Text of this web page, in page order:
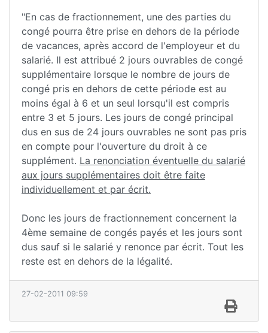
"En cas de fractionnement, une des parties du
congé pourra être prise en dehors de la période
de vacances, après accord de l'employeur et du
salarié. Il est attribué 2 jours ouvrables de congé
supplémentaire lorsque le nombre de jours de
congé pris en dehors de cette période est au
moins égal à 6 et un seul lorsqu'il est compris
entre 3 et 5 jours. Les jours de congé principal
dus en sus de 24 jours ouvrables ne sont pas pris
en compte pour l'ouverture du droit à ce
supplément. La renonciation éventuelle du salarié
aux jours supplémentaires doit être faite
individuellement et par écrit.
Donc les jours de fractionnement concernent la
4ème semaine de congés payés et les jours sont
dus sauf si le salarié y renonce par écrit. Tout les
reste est en dehors de la légalité.
27-02-2011 09:59